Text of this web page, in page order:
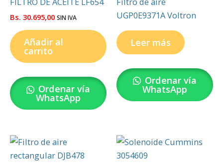
Bs. 30.695,00 SIN IVA
Añadir al
carrito
Ordenar vía
WhatsApp
UGP0E9371A Voltron
Leer más
Ordenar vía
WhatsApp